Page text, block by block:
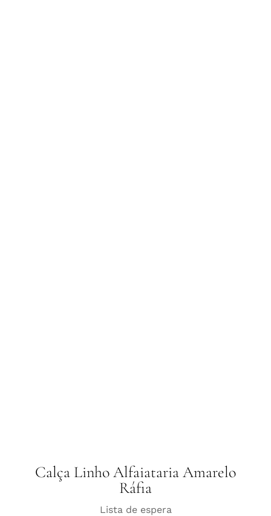
Calça Linho Alfaiataria Amarelo
Ráfia
Lista de espera